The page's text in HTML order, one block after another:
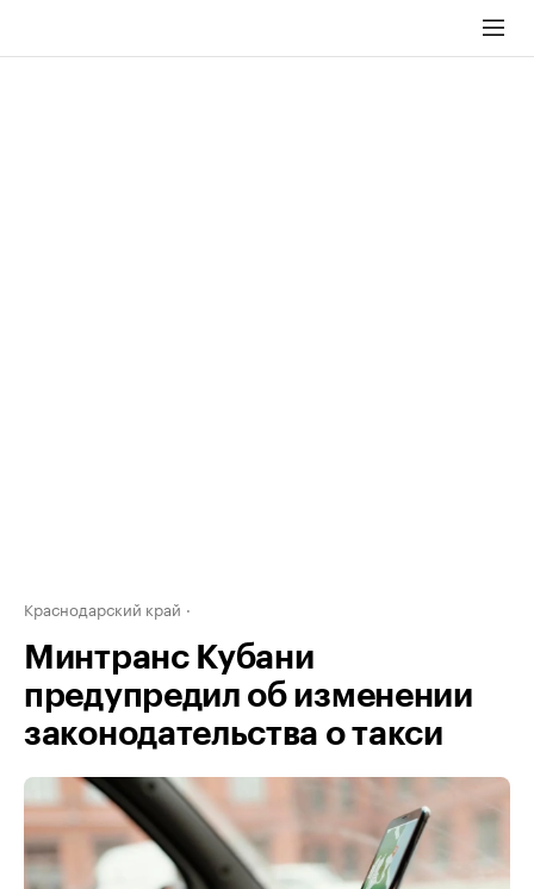
Краснодарский край
Минтранс Кубани
предупредил об изменении
законодательства о такси